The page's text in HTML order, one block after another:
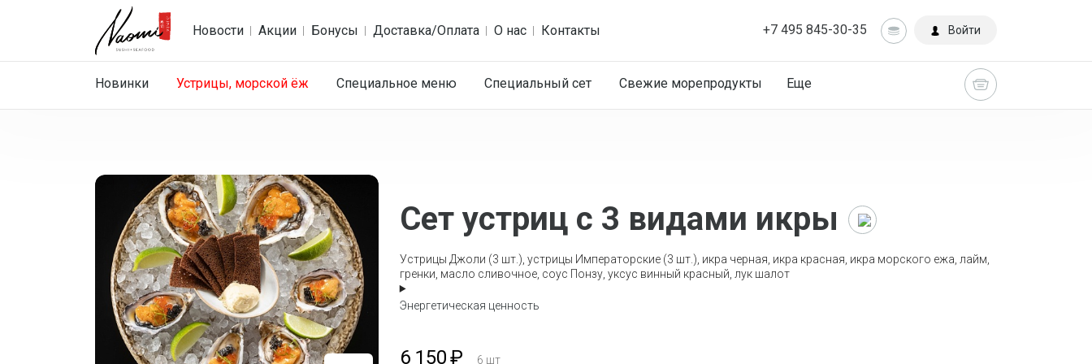
Новости Акции Бонусы Доставка/Оплата О нас Контакты +7 495 845-30-35 Войти
Новинки Устрицы, морской ёж Специальное меню Специальный сет Cвежие морепродукты Еще
Сет устриц с 3 видами икры
Устрицы Джоли (3 шт.), устрицы Императорские (3 шт.), икра черная, икра красная, икра морского ежа, лайм,
гренки, масло сливочное, соус Понзу, уксус винный красный, лук шалот
Энергетическая ценность
6 150₽ 6 шт